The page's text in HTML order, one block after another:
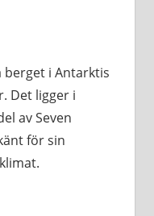
berget i Antarktis
Det ligger i
av Seven
för sin